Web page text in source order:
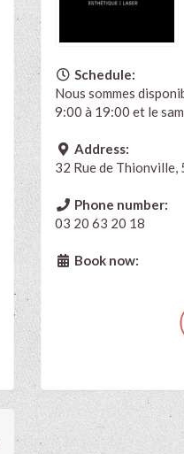
Schedule:
Nous sommes
9:00 à 19:00 et le
Address:
32 Rue de
Phone number:
03 20 63 20 18
Book now: